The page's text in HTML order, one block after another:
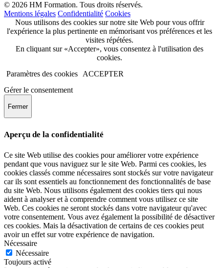
© 2026 HM Formation. Tous droits réservés.
Mentions légales Confidentialité Cookies
Nous utilisons des cookies sur notre site Web pour vous offrir
l'expérience la plus pertinente en mémorisant vos préférences et les
visites répétées.
En cliquant sur «Accepter», vous consentez à l'utilisation des
cookies.
Paramètres des cookies
ACCEPTER
Gérer le consentement
Fermer
Aperçu de la confidentialité
Ce site Web utilise des cookies pour améliorer votre expérience
pendant que vous naviguez sur le site Web. Parmi ces cookies, les
cookies classés comme nécessaires sont stockés sur votre navigateur
car ils sont essentiels au fonctionnement des fonctionnalités de base
du site Web. Nous utilisons également des cookies tiers qui nous
aident à analyser et à comprendre comment vous utilisez ce site
Web. Ces cookies ne seront stockés dans votre navigateur qu'avec
votre consentement. Vous avez également la possibilité de désactiver
ces cookies. Mais la désactivation de certains de ces cookies peut
avoir un effet sur votre expérience de navigation.
Nécessaire
Nécessaire
Toujours activé